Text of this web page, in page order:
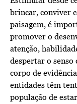
brincar, conviver
paisagem, é
promover o
atenção,
despertar o senso
corpo de
entidades têm
população de